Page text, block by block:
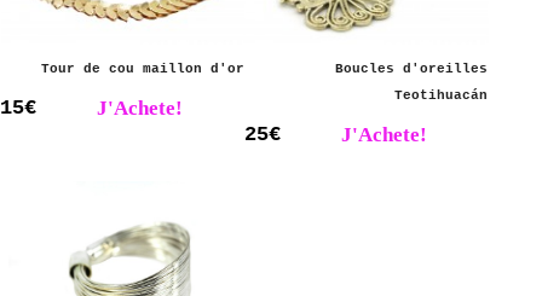
Tour de cou maillon d'or
15€ J'Achete!
Boucles d'oreilles
Teotihuacán
25€ J'Achete!